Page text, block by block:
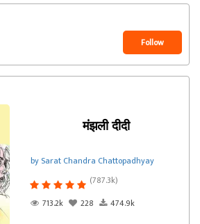
Follow
मंझली दीदी
by Sarat Chandra Chattopadhyay
(787.3k)
713.2k
228 474.9k